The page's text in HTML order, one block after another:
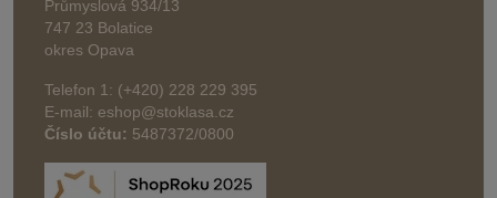
Průmyslová 934/13
747 23 Bolatice
okres Opava
Telefon 1: (+420) 228 229 395
E-mail: eshop@stoklasa.cz
Číslo účtu: 5487372/0800